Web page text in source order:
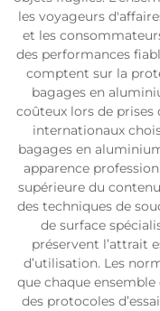
les voyageurs
et les
des performances
comptent sur la
bagages en
coûteux lors de prises
internationaux
bagages en
apparence
supérieure du
des techniques de
de surface
préservent l’attrait
d’utilisation. Les
que chaque
des protocoles